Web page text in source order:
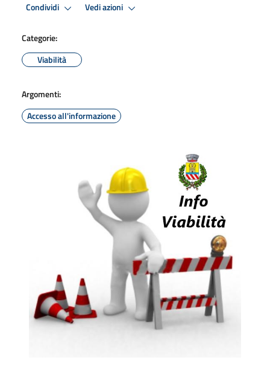
Condividi Vedi azioni
Categorie:
Viabilità
Argomenti:
Accesso all'informazione